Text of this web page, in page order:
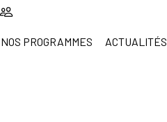
NOS PROGRAMMES ACTUALITÉS